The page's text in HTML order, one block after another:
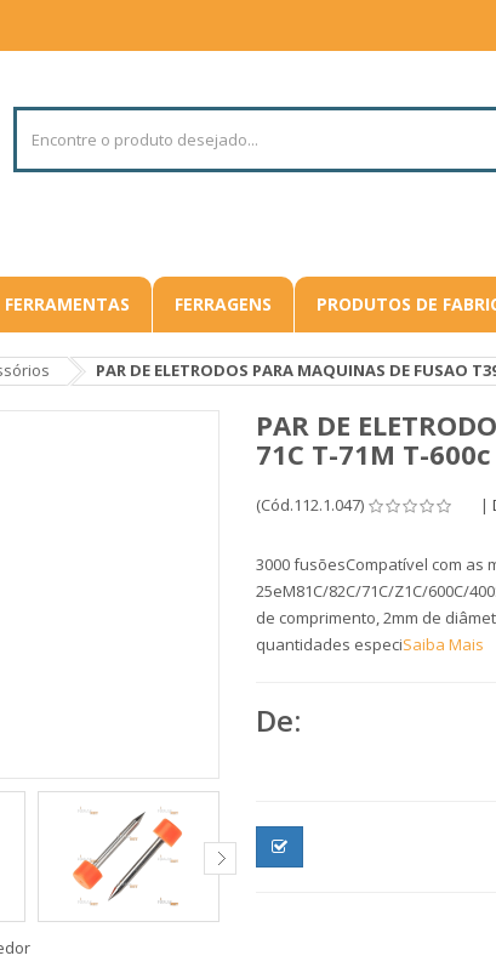
FERRAMENTAS FERRAGENS PRODUTOS DE
PAR DE ELETRODOS PARA MAQUINAS DE FUSAO
PAR DE
71C T-71M T-600c
(Cód.112.1.047) |
3000 fusõesCompatível com as
25eM81C/82C/71C/Z1C/600C/
de comprimento, 2mm de
quantidades especiSaiba Mais
De: